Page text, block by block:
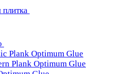
Plank Optimum Glue
Plank Optimum Glue